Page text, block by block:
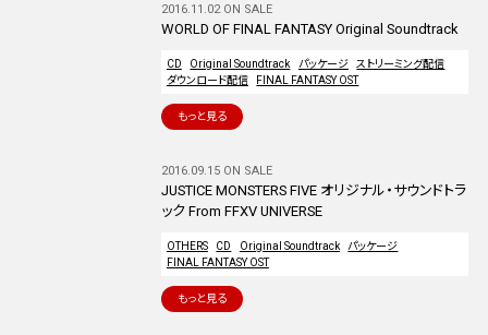
2016.11.02 ON SALE
WORLD OF FINAL FANTASY Original Soundtrack
CD Original Soundtrack パッケージ
ストリーミング配信
ダウンロード配信
FINAL FANTASY OST
もっと見る
2016.09.15 ON SALE
JUSTICE MONSTERS FIVE オリジナル・サウンドトラ
ック From FFXV UNIVERSE
OTHERS CD Original Soundtrack
パッケージ
FINAL FANTASY OST
もっと見る